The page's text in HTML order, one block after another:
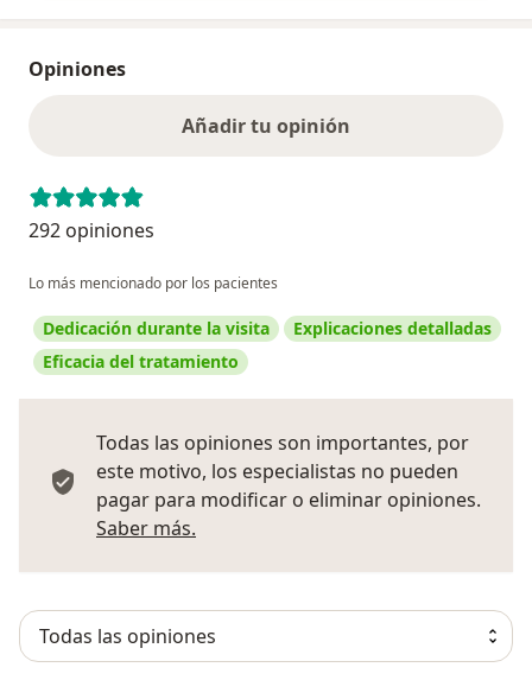
Opiniones
Añadir tu opinión
292 opiniones
Lo más mencionado por los pacientes
Dedicación durante la visita
Explicaciones detalladas
Eficacia del tratamiento
Todas las opiniones son importantes, por
este motivo, los especialistas no pueden
pagar para modificar o eliminar opiniones.
Saber más.